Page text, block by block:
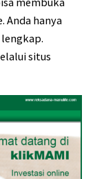
Anda hanya
situs